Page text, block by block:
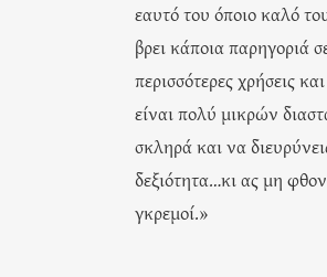
εαυτό του όποιο καλό
βρει κάποια παρηγοριά
περισσότερες χρήσεις
είναι πολύ μικρών
σκληρά και να
δεξιότητα…κι ας μη
γκρεμοί.»